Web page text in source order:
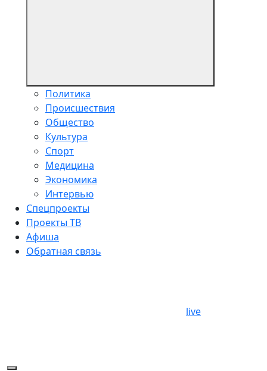
Политика
Происшествия
Общество
Культура
Спорт
Медицина
Экономика
Интервью
Спецпроекты
Проекты ТВ
Афиша
Обратная связь
live